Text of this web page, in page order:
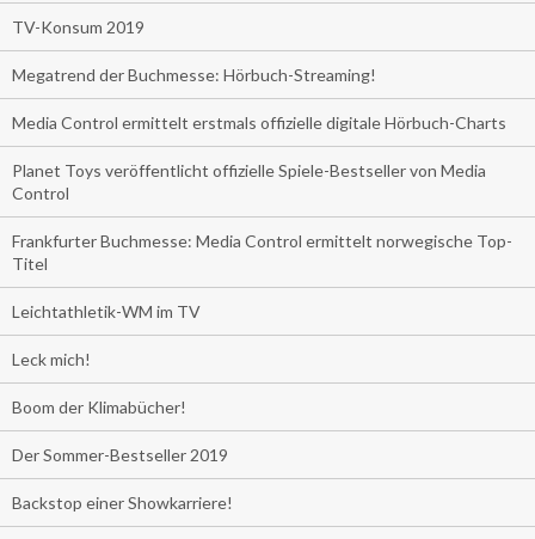
TV-Konsum 2019
Megatrend der Buchmesse: Hörbuch-Streaming!
Media Control ermittelt erstmals offizielle digitale Hörbuch-Charts
Planet Toys veröffentlicht offizielle Spiele-Bestseller von Media
Control
Frankfurter Buchmesse: Media Control ermittelt norwegische Top-
Titel
Leichtathletik-WM im TV
Leck mich!
Boom der Klimabücher!
Der Sommer-Bestseller 2019
Backstop einer Showkarriere!